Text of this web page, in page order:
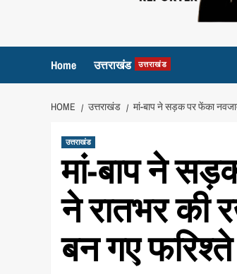
Home उत्तराखंड उत्तराखंड
HOME उत्तराखंड मां-बाप ने सड़क पर फेंका
उत्तराखंड
मां-बाप ने
ने रातभर की
बन गए फरिश्ते